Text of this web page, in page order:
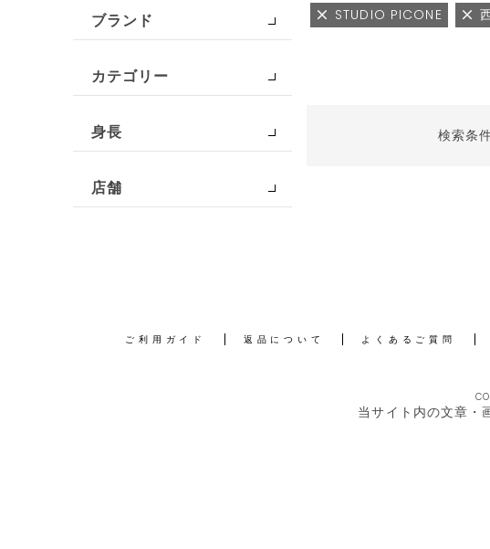
ブランド
カテゴリー
身長
店舗
STUDIO PICONE
検索条
ご利用ガイド 返品について よくあるご質問
当サイト内の文章・